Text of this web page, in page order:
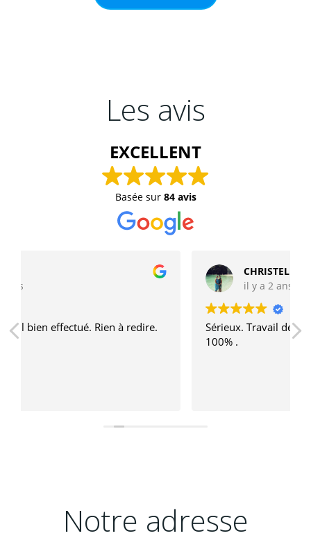
Les avis
EXCELLENT
Basée sur 84 avis
CHRISTELLE FAMILIAR
Sérieux. Travail de qualité. Je recommande à
Notre adresse